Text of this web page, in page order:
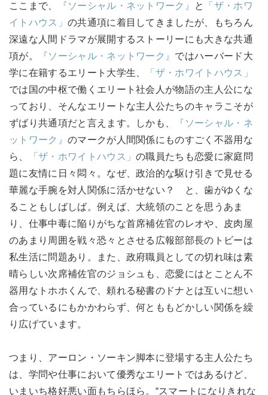
ここまで、 『ソーシャル・ネットワーク』 と
「ザ・ホワ
イトハウス」 の共通項に着目してきましたが、もちろん
深遠な人間ドラマが展開するストーリーにも大きな共通
項が。
『ソーシャル・ネットワーク』 ではハーバード大
学に在籍するエリート大学生、
「ザ・ホワイトハウス」
では国の中枢で働くエリート社会人が物語の主人公にな
っており、そんなエリートな主人公たちのキャラこそが
ずばり共通項だと言えます。しかも、
『ソーシャル・ネ
ットワーク』 のマークが人間関係にものすごく不器用な
ら、
「ザ・ホワイトハウス」の職員たちも恋愛に家庭問
題に友情に日々悶々。なぜ、政治的な駆け引きで見せる
華麗な手腕を対人関係に活かせない？ と、歯がゆくな
ることもしばしば。例えば、大統領のことを思うあま
り、仕事中毒に陥りがちな首席補佐官のレオや、皮肉屋
のあまり周囲を戦々恐々とさせる広報部部長のトビーは
私生活に問題あり。また、政府職員としての切れ味は素
晴らしい次席補佐官のジョシュも、恋愛にはとことん不
器用なトホホくんで、頼れる秘書のドナとは互いに想い
合っているにもかかわらず、何とももどかしい関係を繰
り広げています。
つまり、アーロン・ソーキン脚本に登場する主人公たち
は、学問や仕事において優秀なエリートではあるけど、
いまいち格好悪い面もちらほら。“スマートになりきれな